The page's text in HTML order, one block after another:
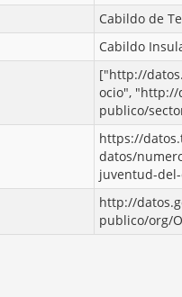
Cabildo de
Cabildo
["http://
ocio", "http://
publico/
https://
datos/
juventud-
http://
publico/org/